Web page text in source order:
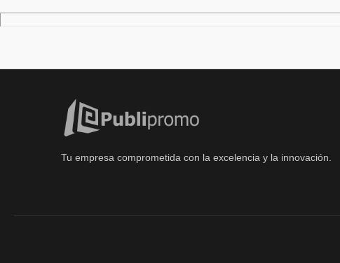
Tu empresa comprometida con la excelencia y la innovación.